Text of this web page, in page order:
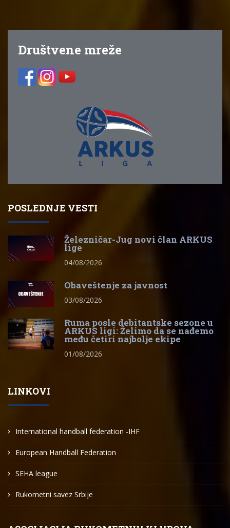
Društvene mreže
POSLEDNJE VESTI
Železničar-Jug novi član ARKUS
lige
04/08/2026
Obaveštenje za javnost
03/08/2026
Ruma posle debitantske sezone u
ARKUS ligi: Želimo da se nađemo
među četiri najbolje ekipe
01/08/2026
LINKOVI
International handball federation -IHF
European Handball Federation
SEHA league
Rukometni savez Srbije